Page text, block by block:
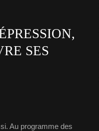
SES
Au programme des